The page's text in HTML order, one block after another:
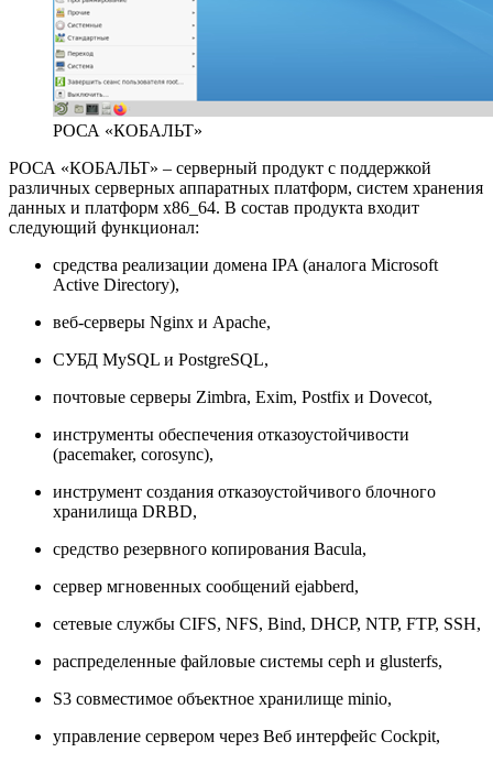
РОСА «КОБАЛЬТ»
РОСА «КОБАЛЬТ» – серверный продукт с поддержкой
различных серверных аппаратных платформ, систем хранения
данных и платформ x86_64. В состав продукта входит
следующий функционал:
средства реализации домена IPA (аналога Microsoft
Active Directory),
веб-серверы Nginx и Apache,
СУБД MySQL и PostgreSQL,
почтовые серверы Zimbra, Exim, Postfix и Dovecot,
инструменты обеспечения отказоустойчивости
(pacemaker, corosync),
инструмент создания отказоустойчивого блочного
хранилища DRBD,
средство резервного копирования Bacula,
сервер мгновенных сообщений ejabberd,
сетевые службы CIFS, NFS, Bind, DHCP, NTP, FTP, SSH,
распределенные файловые системы ceph и glusterfs,
S3 совместимое объектное хранилище minio,
управление сервером через Веб интерфейс Cockpit,